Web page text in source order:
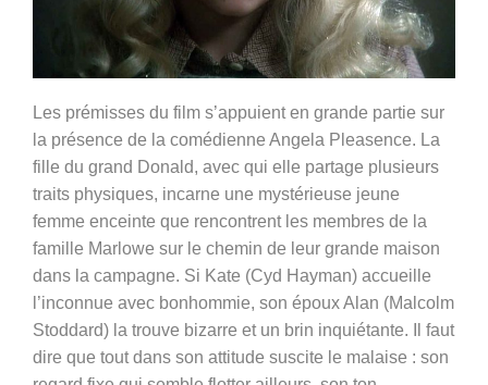
Les prémisses du film s’appuient en grande partie sur
la présence de la comédienne Angela Pleasence. La
fille du grand Donald, avec qui elle partage plusieurs
traits physiques, incarne une mystérieuse jeune
femme enceinte que rencontrent les membres de la
famille Marlowe sur le chemin de leur grande maison
dans la campagne. Si Kate (Cyd Hayman) accueille
l’inconnue avec bonhommie, son époux Alan (Malcolm
Stoddard) la trouve bizarre et un brin inquiétante. Il faut
dire que tout dans son attitude suscite le malaise : son